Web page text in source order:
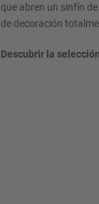
que abren un sinfín
de decoración
Descubrir la